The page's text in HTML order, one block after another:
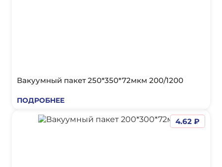
Вакуумный пакет 250*350*72мкм 200/1200
ПОДРОБНЕЕ
4.62 ₽